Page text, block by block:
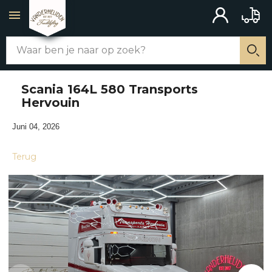
Zoek
ACCOUNT
WEBSHOP
ALLE PRODUCTEN
MERCHANDISE
SCHAKELAARS
UITLATEN
Scania 164L 580 Transports
Hervouin
Juni 04, 2026
Terug